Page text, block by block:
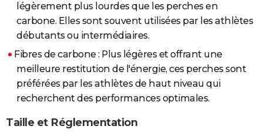
légèrement plus lourdes que les perches en
carbone. Elles sont souvent utilisées par les athlètes
débutants ou intermédiaires.
Fibres de carbone : Plus légères et offrant une
meilleure restitution de l'énergie, ces perches sont
préférées par les athlètes de haut niveau qui
recherchent des performances optimales.
Taille et Réglementation